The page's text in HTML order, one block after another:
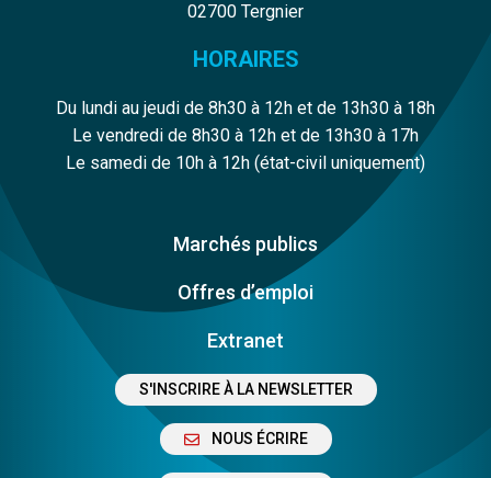
02700 Tergnier
HORAIRES
Du lundi au jeudi de 8h30 à 12h et de 13h30 à 18h
Le vendredi de 8h30 à 12h et de 13h30 à 17h
Le samedi de 10h à 12h (état-civil uniquement)
Marchés publics
Offres d’emploi
Extranet
S'INSCRIRE À LA NEWSLETTER
NOUS ÉCRIRE